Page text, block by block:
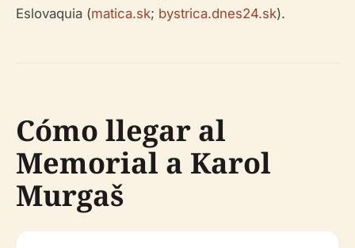
Eslovaquia (matica.sk; bystrica.dnes24.sk).
Cómo llegar al
Memorial a Karol
Murgaš